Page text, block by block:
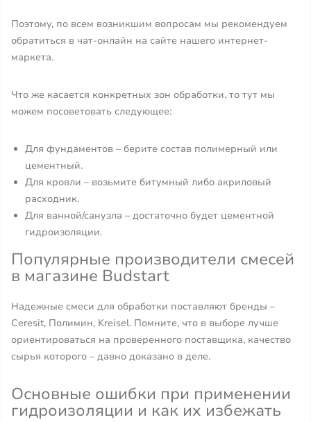
Поэтому, по всем возникшим вопросам мы рекомендуем
обратиться в чат-онлайн на сайте нашего интернет-
маркета.
Что же касается конкретных зон обработки, то тут мы
можем посоветовать следующее:
Для фундаментов – берите состав полимерный или
цементный.
Для кровли – возьмите битумный либо акриловый
расходник.
Для ванной/санузла – достаточно будет цементной
гидроизоляции.
Популярные производители смесей
в магазине Budstart
Надежные смеси для обработки поставляют бренды –
Ceresit, Полимин, Kreisel. Помните, что в выборе лучше
ориентироваться на проверенного поставщика, качество
сырья которого – давно доказано в деле.
Основные ошибки при применении
гидроизоляции и как их избежать